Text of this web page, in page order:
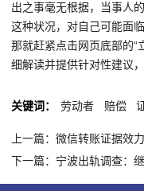
出之事毫无根据，当事人
这种状况，对自己可能面
那就赶紧点击网页底部的“
细解读并提供针对性建议
关键词： 劳动者 赔偿
上一篇：微信转账证据效
下一篇：宁波出轨调查：